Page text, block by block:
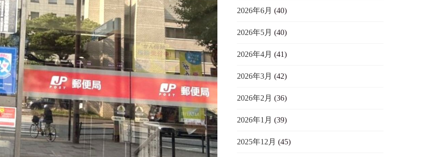
2026年6月 (40)
2026年5月 (40)
2026年4月 (41)
2026年3月 (42)
2026年2月 (36)
2026年1月 (39)
2025年12月 (45)